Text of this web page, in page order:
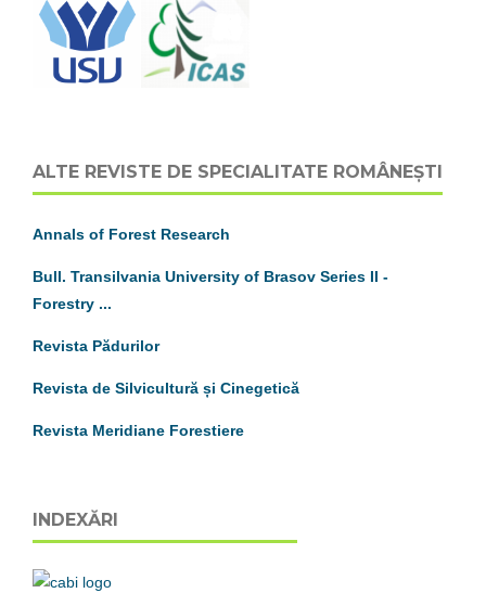
ALTE REVISTE DE SPECIALITATE ROMÂNEȘTI
Annals of Forest Research
Bull. Transilvania University of Brasov Series II -
Forestry ...
Revista Pădurilor
Revista de Silvicultură și Cinegetică
Revista Meridiane Forestiere
INDEXĂRI